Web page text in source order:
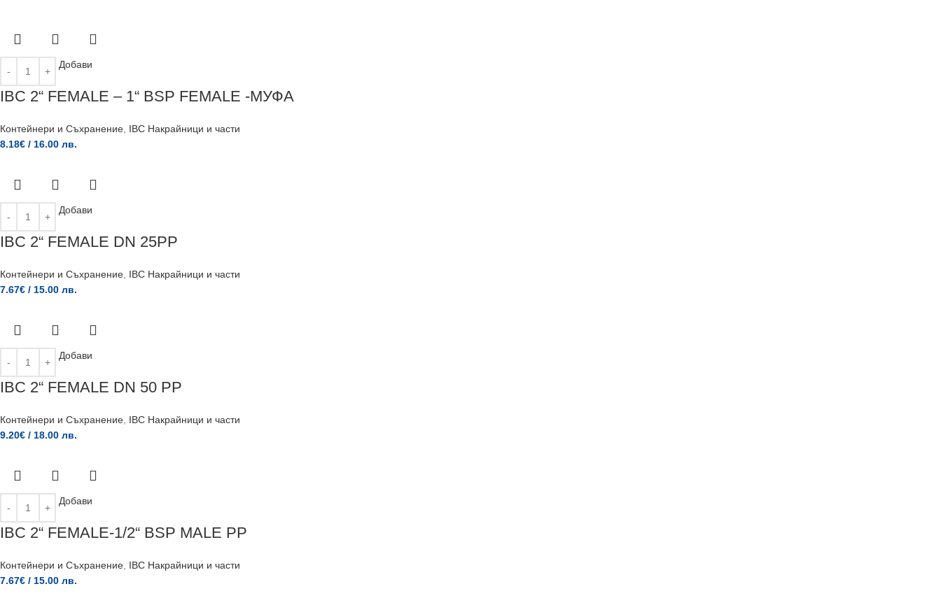
Добави
IBC 2“ FEMALE – 1“ BSP FEMALE -МУФА
Контейнери и Съхранение IBC Накрайници и части
8.18€ / 16.00 лв.
Добави
IBC 2“ FEMALE DN 25PP
Контейнери и Съхранение IBC Накрайници и части
7.67€ / 15.00 лв.
Добави
IBC 2“ FEMALE DN 50 PP
Контейнери и Съхранение IBC Накрайници и части
9.20€ / 18.00 лв.
Добави
IBC 2“ FEMALE-1/2“ BSP MALE PP
Контейнери и Съхранение IBC Накрайници и части
7.67€ / 15.00 лв.